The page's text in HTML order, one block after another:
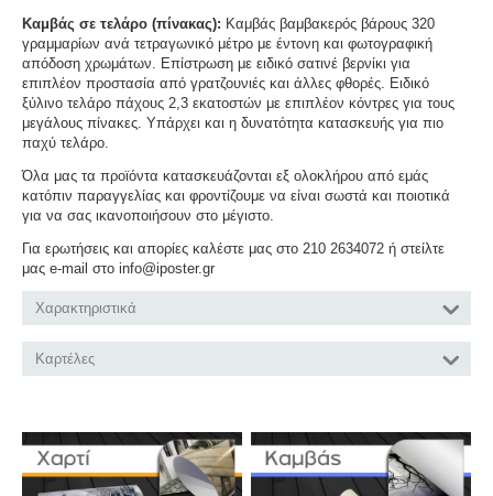
Καμβάς σε τελάρο (πίνακας): Καμβάς βαμβακερός βάρους 320
γραμμαρίων ανά τετραγωνικό μέτρο με έντονη και φωτογραφική
απόδοση χρωμάτων. Επίστρωση με ειδικό σατινέ βερνίκι για
επιπλέον προστασία από γρατζουνιές και άλλες φθορές. Ειδικό
ξύλινο τελάρο πάχους 2,3 εκατοστών με επιπλέον κόντρες για τους
μεγάλους πίνακες. Υπάρχει και η δυνατότητα κατασκευής για πιο
παχύ τελάρο.
Όλα μας τα προϊόντα κατασκευάζονται εξ ολοκλήρου από εμάς
κατόπιν παραγγελίας και φροντίζουμε να είναι σωστά και ποιοτικά
για να σας ικανοποιήσουν στο μέγιστο.
Για ερωτήσεις και απορίες καλέστε μας στο 210 2634072 ή στείλτε
μας e-mail στο info@iposter.gr
Χαρακτηριστικά
Καρτέλες